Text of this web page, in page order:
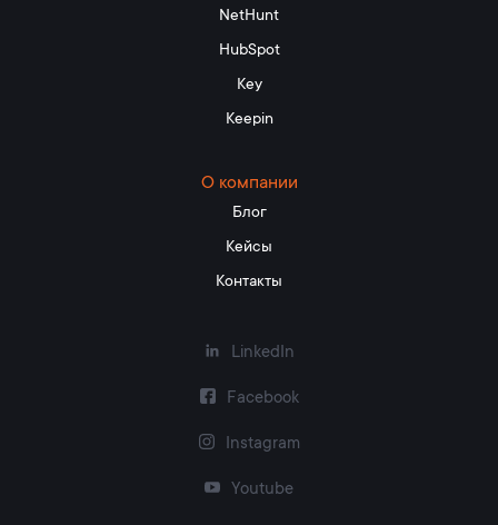
NetHunt
HubSpot
Key
Keepin
О компании
Блог
Кейсы
Контакты
LinkedIn
Facebook
Instagram
Youtube